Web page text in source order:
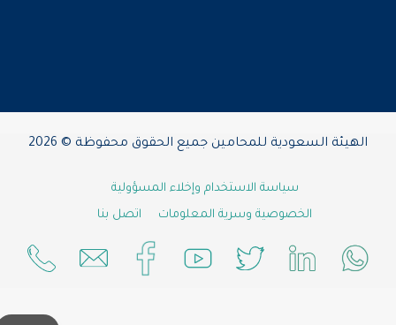
الهيئة السعودية للمحامين جميع الحقوق محفوظة © 2026
سياسة الاستخدام وإخلاء المسؤولية
الخصوصية وسرية المعلومات
اتصل بنا